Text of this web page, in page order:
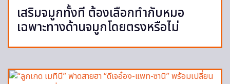
เสริมจมูกทั้งที ต้องเลือกทำกับหมอ
เฉพาะทางด้านจมูกโดยตรงหรือไม่